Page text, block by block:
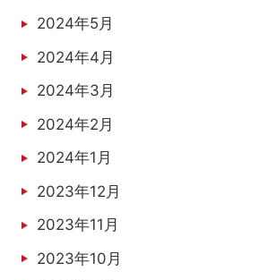
2024年5月
2024年4月
2024年3月
2024年2月
2024年1月
2023年12月
2023年11月
2023年10月